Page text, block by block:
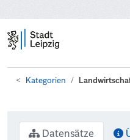
Kategorien
Datensätze